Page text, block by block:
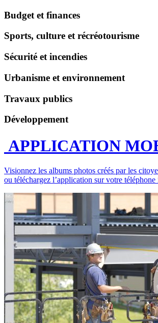
Budget et finances
Sports, culture et récréotourisme
Sécurité et incendies
Urbanisme et environnement
Travaux publics
Développement
APPLICATION
Visionnez les albums photos créés par les
ou téléchargez l’application sur votre